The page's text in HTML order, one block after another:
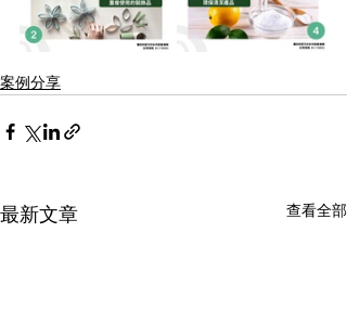
案例分享
最新文章 查看全部